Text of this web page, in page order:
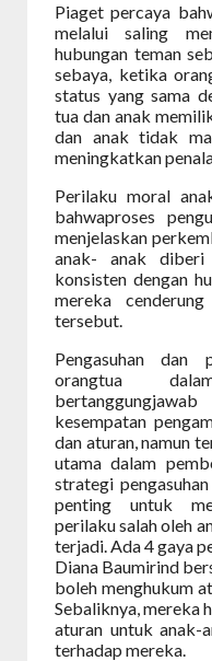
Piaget percaya
melalui saling
hubungan teman
sebaya, ketika
status yang sama
tua dan anak
dan anak tidak
meningkatkan
Perilaku moral
bahwaproses
menjelaskan
anak- anak diberi
konsisten dengan
mereka
tersebut.
Pengasuhan dan
orangtua
kesempatan
dan aturan, namun
utama dalam
strategi
penting untuk
perilaku salah oleh
terjadi. Ada 4 gaya
Diana Baumirind
boleh menghukum
Sebaliknya, mereka
aturan untuk anak-
terhadap mereka.